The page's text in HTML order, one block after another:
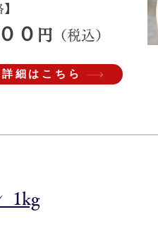
０ 円 （税込）
詳細はこちら
1kg